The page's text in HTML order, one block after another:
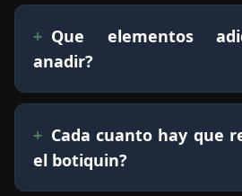
Que elementos
anadir?
Cada cuanto hay que
el botiquin?